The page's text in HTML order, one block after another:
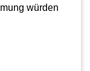
auf Anfrage)
würden